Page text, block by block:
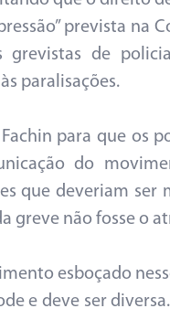
prevista na
grevistas de
paralisações.
para que os
do
que deveriam ser
greve não fosse o
esboçado
e deve ser